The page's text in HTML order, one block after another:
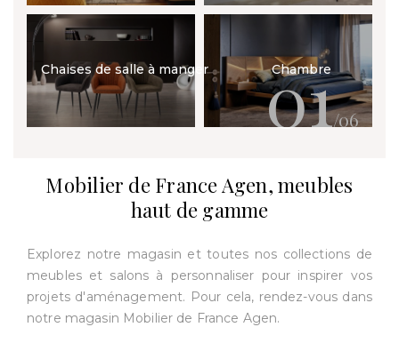
Chaises de salle à manger Chambre
Mobilier de France Agen, meubles
haut de gamme
Explorez notre magasin et toutes nos collections de
meubles et salons à personnaliser pour inspirer vos
projets d'aménagement. Pour cela, rendez-vous dans
notre magasin Mobilier de France Agen.
01/06